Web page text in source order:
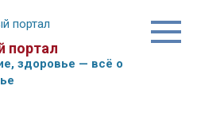
портал
здоровье — всё о